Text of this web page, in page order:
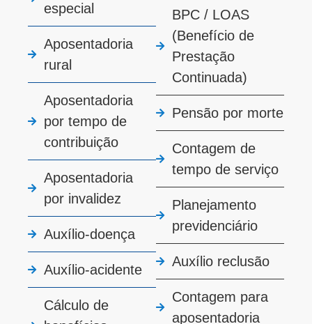
especial
Aposentadoria
rural
Aposentadoria
por tempo de
contribuição
Aposentadoria
por invalidez
Auxílio-doença
Auxílio-acidente
Cálculo de
BPC / LOAS
(Benefício de
Prestação
Continuada)
Pensão por morte
Contagem de
tempo de serviço
Planejamento
previdenciário
Auxílio reclusão
Contagem para
aposentadoria